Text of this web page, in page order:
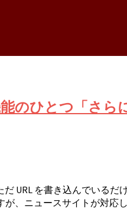
のひとつ「さら
URL を書き込んでいる
、ニュースサイトが対